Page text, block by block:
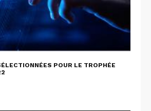
POUR LE TROPHÉE